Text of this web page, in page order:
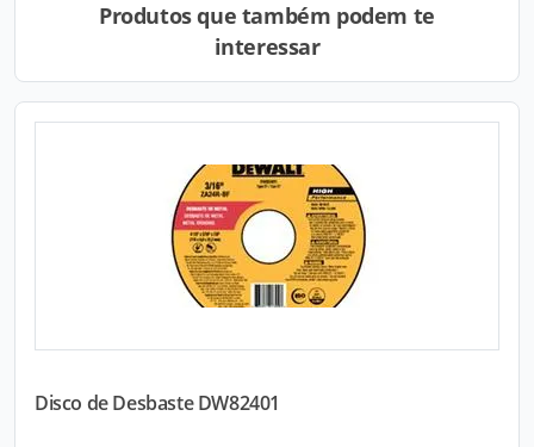
Produtos que também podem te
interessar
Disco de Desbaste DW82401